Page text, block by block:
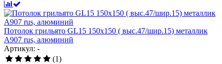
Потолок грильято GL15 150х150 ( выс.47/шир.15) металлик
А907 rus, алюминий
Артикул: -
(1)